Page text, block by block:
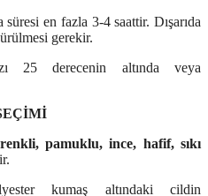
en fazla 3-4 saattir. Dışarıda
gerekir.
25 derecenin altında veya
pamuklu, ince, hafif, sıkı
kumaş altındaki cildin